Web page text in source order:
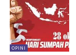
OPINI